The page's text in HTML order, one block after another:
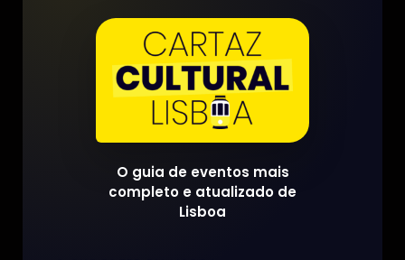
O guia de eventos mais
completo e atualizado de
Lisboa